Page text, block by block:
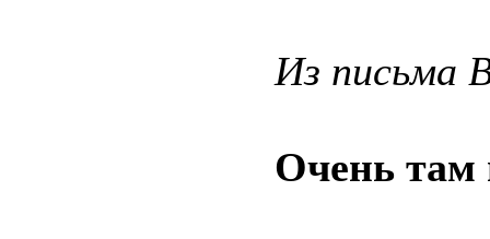
Из письма
Очень там